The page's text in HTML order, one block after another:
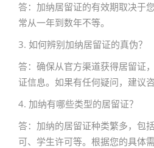
答：加纳居留证的有效期取决于
常从一年到数年不等。
3. 如何辨别加纳居留证的真伪？
答：确保从官方渠道获得居留证
证信息。如果有任何疑问，建议
4. 加纳有哪些类型的居留证？
答：加纳的居留证种类繁多，包
可、学生许可等。根据您的具体